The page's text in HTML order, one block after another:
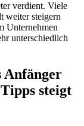
verdient. Viele
weiter steigern
Unternehmen
unterschiedlich
Anfänger
steigt